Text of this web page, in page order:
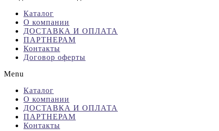
Каталог
О компании
ДОСТАВКА И ОПЛАТА
ПАРТНЕРАМ
Контакты
Договор оферты
Menu
Каталог
О компании
ДОСТАВКА И ОПЛАТА
ПАРТНЕРАМ
Контакты